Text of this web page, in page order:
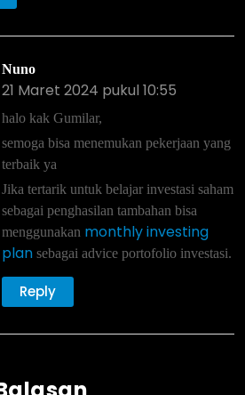
Nuno
21 Maret 2024 pukul 10:55
halo kak Gumilar,
semoga bisa menemukan pekerjaan yang
terbaik ya
Jika tertarik untuk belajar investasi saham
sebagai penghasilan tambahan bisa
menggunakan monthly investing
plan sebagai advice portofolio investasi.
Reply